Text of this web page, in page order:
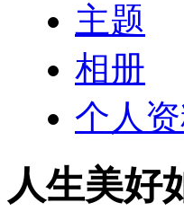
主题
相册
个人
人生美好